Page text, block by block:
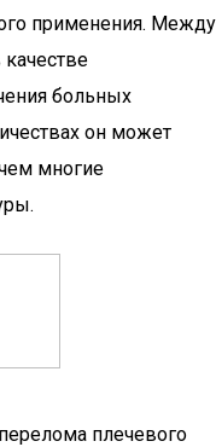
применения. Между
больных
он может
многие
плечевого